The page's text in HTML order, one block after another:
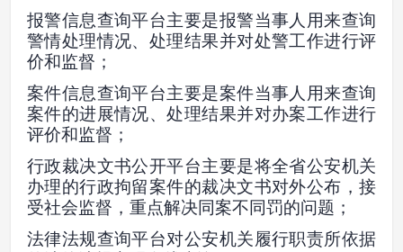
报警信息查询平台主要是报警当事人用来查询
警情处理情况、处理结果并对处警工作进行评
价和监督；
案件信息查询平台主要是案件当事人用来查询
案件的进展情况、处理结果并对办案工作进行
评价和监督；
行政裁决文书公开平台主要是将全省公安机关
办理的行政拘留案件的裁决文书对外公布，接
受社会监督，重点解决同案不同罚的问题；
法律法规查询平台对公安机关履行职责所依据